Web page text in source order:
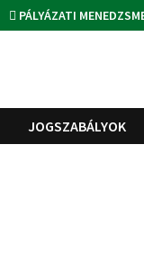
PÁLYÁZATI
JOGSZABÁLYOK